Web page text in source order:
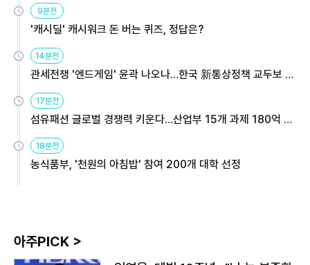
9분전
'캐시딜' 캐시워크 돈 버는 퀴즈, 정답은?
14분전
관세전쟁 '엔드게임' 윤곽 나오나…한국 新통상정책 교두보 활
용해야
17분전
섬유패션 글로벌 경쟁력 키운다…산업부 15개 과제 180억 지
원
18분전
농식품부, '천원의 아침밥' 참여 200개 대학 선정
아주PICK >